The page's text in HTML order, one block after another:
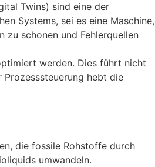
Twins) sind eine der
Systems, sei es eine Maschine,
zu schonen und Fehlerquellen
werden. Dies führt nicht
hebt die
die fossile Rohstoffe durch
umwandeln.